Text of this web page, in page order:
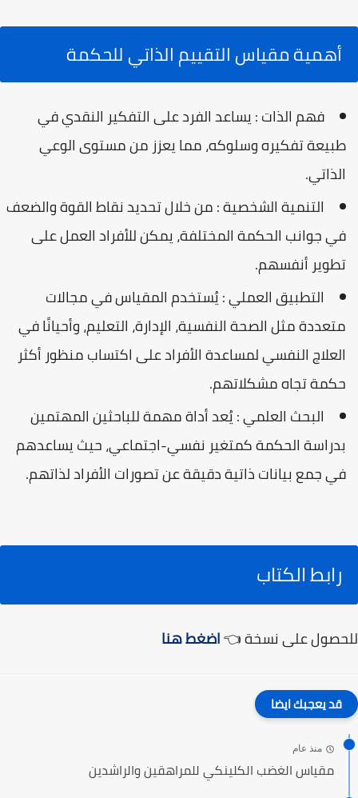
أهمية مقياس التقييم الذاتي للحكمة
فهم الذات : يساعد الفرد على التفكير النقدي في
طبيعة تفكيره وسلوكه، مما يعزز من مستوى الوعي
الذاتي.
التنمية الشخصية : من خلال تحديد نقاط القوة والضعف
في جوانب الحكمة المختلفة، يمكن للأفراد العمل على
تطوير أنفسهم.
التطبيق العملي : يُستخدم المقياس في مجالات
متعددة مثل الصحة النفسية، الإدارة، التعليم، وأحيانًا في
العلاج النفسي لمساعدة الأفراد على اكتساب منظور أكثر
حكمة تجاه مشكلاتهم.
البحث العلمي : يُعد أداة مهمة للباحثين المهتمين
بدراسة الحكمة كمتغير نفسي-اجتماعي، حيث يساعدهم
في جمع بيانات ذاتية دقيقة عن تصورات الأفراد لذاتهم.
رابط الكتاب
للحصول على نسخة 👈اضغط هنا
قد يعجبك ايضا
منذ عام
مقياس الغضب الكلينكي للمراهقين والراشدين